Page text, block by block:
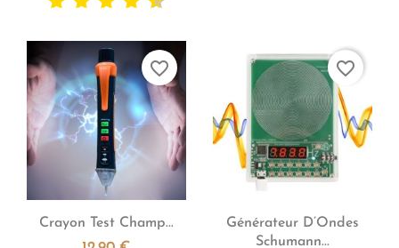
Aperçu rapide
Crayon Test Champ...
favorite_border
Aperçu rapide
Générateur D’Ondes
Schumann...
favorite_border